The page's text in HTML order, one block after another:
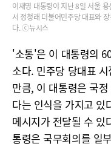
이재명 대통령이 지난 8일 서울
서 정청래 더불어민주당 대표와
다. ⓒ뉴시스
'소통'은 이 대통령의
소다. 민주당 당대표
만큼, 이 대통령은 국
다는 인식을 가지고 있
메시지가 전달될 수 있
통령은 국무회의를 일